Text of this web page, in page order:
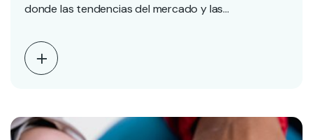
donde las tendencias del mercado y las